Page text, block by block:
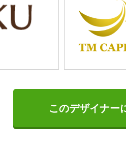
1249
「優雅
このデザイナー